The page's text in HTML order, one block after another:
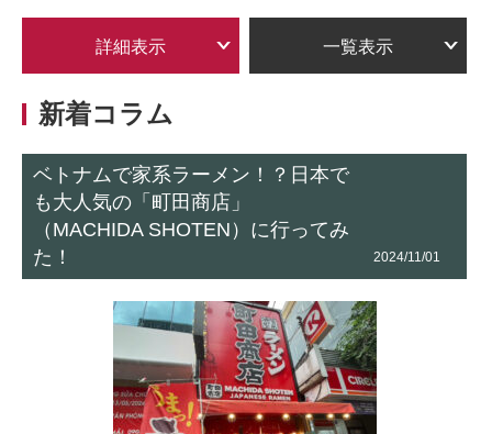
詳細表示 一覧表示
新着コラム
ベトナムで家系ラーメン！？日本で
も大人気の「町田商店」
（MACHIDA SHOTEN）に行ってみ
た！
2024/11/01